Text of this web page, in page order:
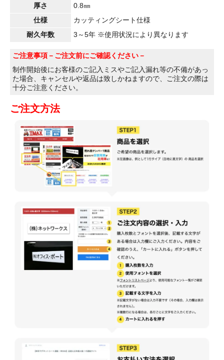
厚さ
0.8㎜
仕様
カッティングシート仕様
耐久年数
3～5年 ※使用状況により異なります
ご注意事項 －ご注文前にご確認ください－
制作開始後にお客様のご記入ミスやご記入漏れ等の不備があっ
た場合、キャンセルや返品は致しかねますので、ご注文の際は
十分ご注意ください。
ご注文方法